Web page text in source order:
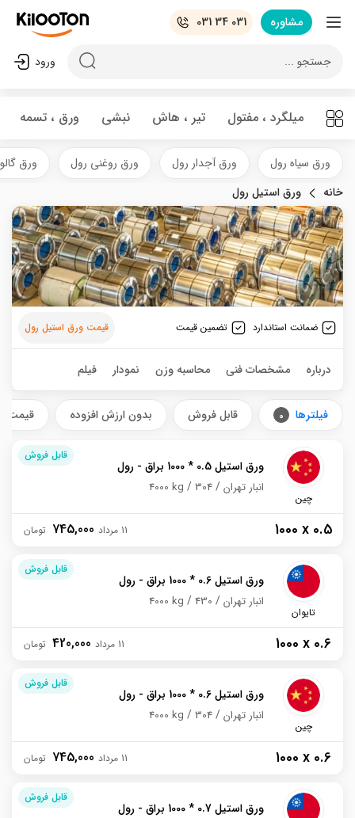
مشاوره 031 34 031
جستجو ... ورود
میلگرد ، مفتول تیر ، هاش نبشی ورق ، تسمه
ورق سیاه رول ورق آجدار رول ورق روغنی رول
ورق
خانه
ورق استیل رول
قیمت ورق استیل رول ضمانت استاندارد تضمین قیمت
درباره مشخصات فنی محاسبه وزن نمودار فیلم
فیلترها 0 قابل فروش بدون ارزش افزوده قیمت
قابل فروش
چین
ورق استیل 0.5 * 1000 براق - رول
4000 kg 304 انبار تهران
1000 x 0.5
745,000 11 مرداد
قابل فروش
تایوان
ورق استیل 0.6 * 1000 براق - رول
4000 kg 430 انبار تهران
1000 x 0.6
420,000 11 مرداد
قابل فروش
چین
ورق استیل 0.6 * 1000 براق - رول
4000 kg 304 انبار تهران
1000 x 0.6
745,000 11 مرداد
قابل فروش
ورق استیل 0.7 * 1000 براق - رول